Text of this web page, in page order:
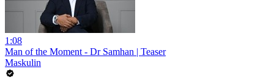
1:08
Man of the Moment - Dr Samhan | Teaser
Maskulin